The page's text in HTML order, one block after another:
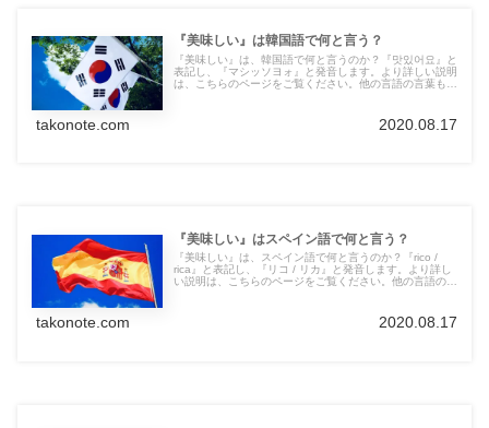
『美味しい』は韓国語で何と言う？
『美味しい』は、韓国語で何と言うのか？『맛있어요』と
表記し、『マシッソヨォ』と発音します。より詳しい説明
は、こちらのページをご覧ください。他の言語の言葉も紹
takonote.com 2020.08.17
『美味しい』はスペイン語で何と言う？
『美味しい』は、スペイン語で何と言うのか？『rico /
rica』と表記し、『リコ / リカ』と発音します。より詳し
い説明は、こちらのページをご覧ください。他の言語の言
takonote.com 2020.08.17